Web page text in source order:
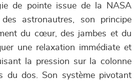
de pointe issue de la NASA
astronautres, son principe
du cœur, des jambes et du
une relaxation immédiate et
la pression sur la colonne
du dos. Son système pivotant